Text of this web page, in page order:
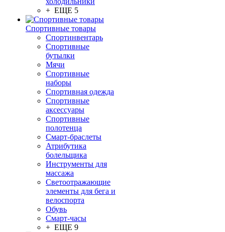
+ ЕЩЕ 5
Спортивные товары
Спортинвентарь
Спортивные
бутылки
Мячи
Спортивные
наборы
Спортивная одежда
Спортивные
аксессуары
Спортивные
полотенца
Смарт-браслеты
Атрибутика
болельщика
Инструменты для
массажа
Светоотражающие
элементы для бега и
велоспорта
Обувь
Смарт-часы
+ ЕЩЕ 9